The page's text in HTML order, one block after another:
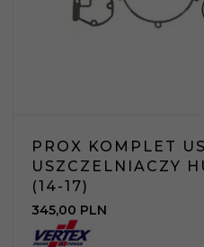
PROX KOMPLET
USZCZELNIACZY
(14-17)
345,00 PLN